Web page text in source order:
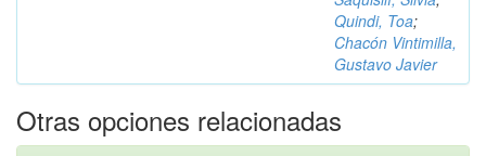
Quindi, Toa;
Chacón Vintimilla,
Gustavo Javier
Otras opciones relacionadas